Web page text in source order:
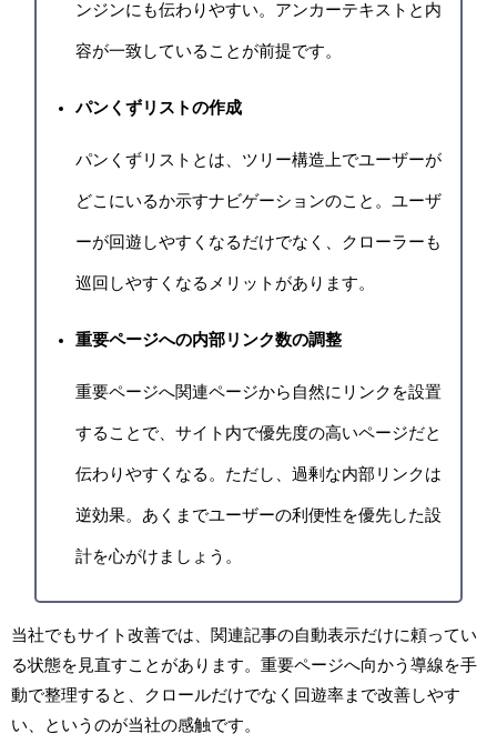
ンジンにも伝わりやすい。アンカーテキストと内
容が一致していることが前提です。
パンくずリストの作成
パンくずリストとは、ツリー構造上でユーザーが
どこにいるか示すナビゲーションのこと。ユーザ
ーが回遊しやすくなるだけでなく、クローラーも
巡回しやすくなるメリットがあります。
重要ページへの内部リンク数の調整
重要ページへ関連ページから自然にリンクを設置
することで、サイト内で優先度の高いページだと
伝わりやすくなる。ただし、過剰な内部リンクは
逆効果。あくまでユーザーの利便性を優先した設
計を心がけましょう。
当社でもサイト改善では、関連記事の自動表示だけに頼ってい
る状態を見直すことがあります。重要ページへ向かう導線を手
動で整理すると、クロールだけでなく回遊率まで改善しやす
い、というのが当社の感触です。